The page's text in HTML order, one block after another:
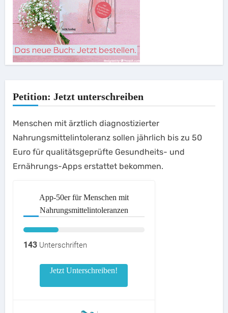
Petition: Jetzt unterschreiben
Menschen mit ärztlich diagnostizierter
Nahrungsmittelintoleranz sollen jährlich bis zu 50
Euro für qualitätsgeprüfte Gesundheits- und
Ernährungs-Apps erstattet bekommen.
App-50er für Menschen mit
Nahrungsmittelintoleranzen
143Unterschriften
Jetzt Unterschreiben!